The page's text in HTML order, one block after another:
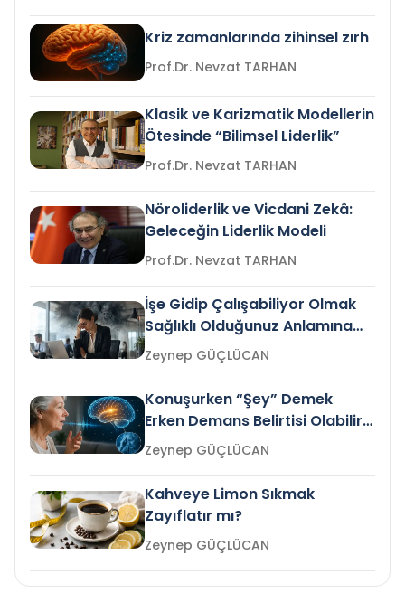
Kriz zamanlarında zihinsel zırh
Prof.Dr. Nevzat TARHAN
Klasik ve Karizmatik Modellerin
Ötesinde “Bilimsel Liderlik”
Prof.Dr. Nevzat TARHAN
Nöroliderlik ve Vicdani Zekâ:
Geleceğin Liderlik Modeli
Prof.Dr. Nevzat TARHAN
İşe Gidip Çalışabiliyor Olmak
Sağlıklı Olduğunuz Anlamına
Gelir mi?Zeynep GÜÇLÜCAN
Konuşurken “Şey” Demek
Erken Demans Belirtisi Olabilir
mi?
Zeynep GÜÇLÜCAN
Kahveye Limon Sıkmak
Zayıflatır mı?
Zeynep GÜÇLÜCAN